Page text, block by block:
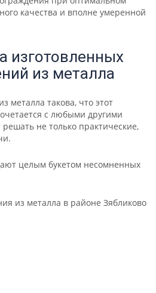
качества и вполне умеренной
изготовленных
из металла
металла такова, что этот
с любыми другими
не только практические,
целым букетом несомненных